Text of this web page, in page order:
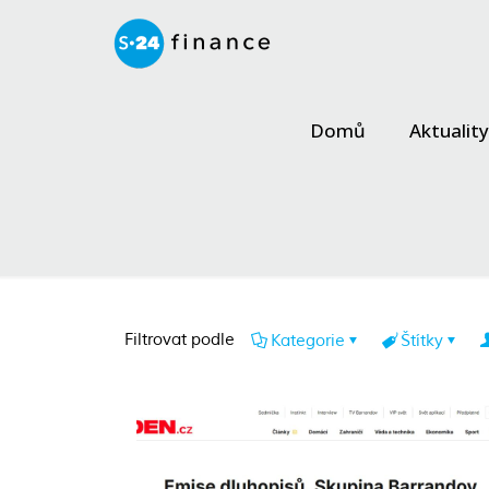
Domů Aktuality
Filtrovat podle Kategorie Štítky